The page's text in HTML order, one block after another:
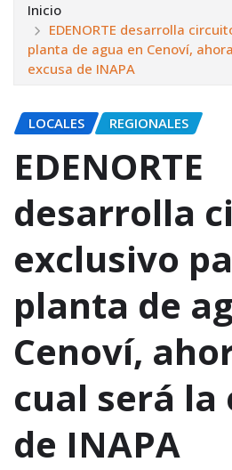
Inicio
EDENORTE desarrolla
planta de agua en Cenoví,
excusa de INAPA
LOCALES REGIONALES
EDENORTE
desarrolla
exclusivo
planta de
Cenoví,
cual será la
de INAPA